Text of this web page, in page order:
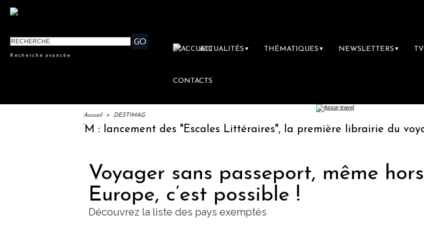
Recherche avancée
ACTUALITÉS ▼ THÉMATIQUES ▼ NEWSLETTERS ▼ TV
CONTACTS
Accueil > DESTIMAG
IFTM : lancement des "Escales Littéraires", la première librairie du voyage
Voyager sans passeport, même hors
Europe, c’est possible !
Découvrez la liste des pays exemptés